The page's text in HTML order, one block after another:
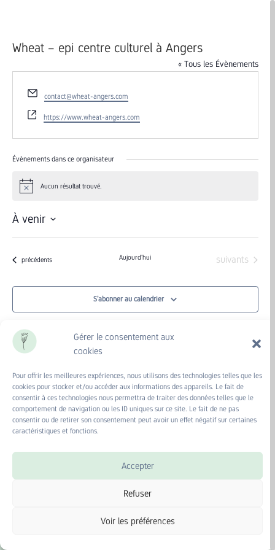
Gérer le consentement aux
cookies
Pour offrir les meilleures expériences, nous utilisons des technologies telles que les
cookies pour stocker et/ou accéder aux informations des appareils. Le fait de
consentir à ces technologies nous permettra de traiter des données telles que le
comportement de navigation ou les ID uniques sur ce site. Le fait de ne pas
consentir ou de retirer son consentement peut avoir un effet négatif sur certaines
caractéristiques et fonctions.
Accepter
Refuser
Voir les préférences
Wheat – epi centre culturel à Angers
« Tous les Évènements
contact@wheat-angers.com
Site
web
https://www.wheat-angers.com
Évènements dans ce organisateur
Notice Aucun résultat trouvé.
À venir
date.Évènements
précédents Aujourd’hui Évènements
suivants
S’abonner au calendrier
Prochain rdv : le 26 août 2026 à 16h
Découverte des sauvageonnes